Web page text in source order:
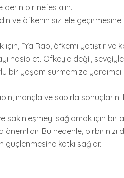
derin bir nefes alın.
ve öfkenin sizi ele geçirmesine
“Ya Rab, öfkemi yatıştır ve
nasip et. Öfkeyle değil,
bir yaşam sürmemize yardımcı
inançla ve sabırla sonuçlarını
sakinleşmeyi sağlamak için bir
önemlidir. Bu nedenle, birbirinizi
güçlenmesine katkı sağlar.